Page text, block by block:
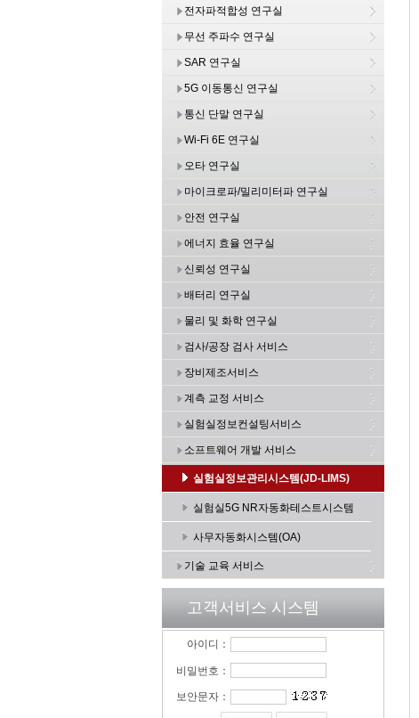
전자파적합성 연구실
무선 주파수 연구실
SAR 연구실
5G 이동통신 연구실
통신 단말 연구실
Wi-Fi 6E 연구실
오타 연구실
마이크로파/밀리미터파 연구실
안전 연구실
에너지 효율 연구실
신뢰성 연구실
배터리 연구실
물리 및 화학 연구실
검사/공장 검사 서비스
장비제조서비스
계측 교정 서비스
실험실정보컨설팅서비스
소프트웨어 개발 서비스
실험실정보관리시스템(JD-LIMS)
실험실5G NR자동화테스트시스템
사무자동화시스템(OA)
기술 교육 서비스
고객서비스 시스템
아이디：
비밀번호：
보안문자：